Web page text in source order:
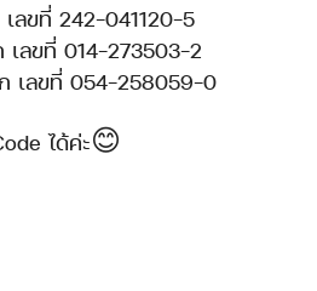
ลขที่ 242-041120-5
เลขที่ 014-273503-2
เลขที่ 054-258059-0
ได้ค่ะ😊